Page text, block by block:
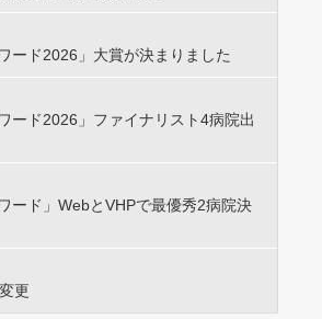
ード2026」大賞が決まりました
ード2026」ファイナリスト4病院出
ード」WebとVHPで最優秀2病院決
更